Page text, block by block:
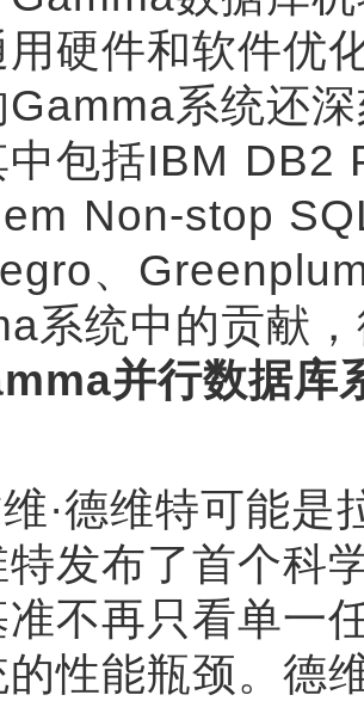
硬件和软件优
系统还
中包括IBM
Non-stop
、
系统中的贡献
并行数据库
·德维特可能是
发布了首个科
不再只看单一
性能瓶颈。德